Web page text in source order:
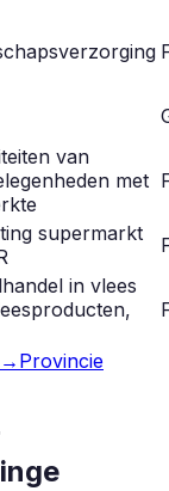
van
met
supermarkt
in vlees
→ Provincie